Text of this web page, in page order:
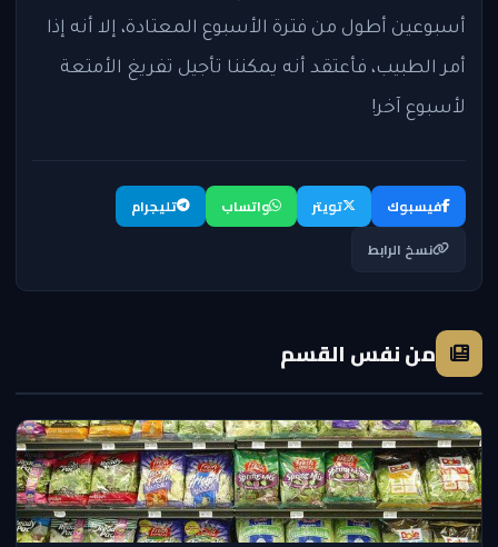
أسبوعين أطول من فترة الأسبوع المعتادة، إلا أنه إذا
أمر الطبيب، فأعتقد أنه يمكننا تأجيل تفريغ الأمتعة
لأسبوع آخر!
فيسبوك تويتر واتساب
تليجرام
نسخ الرابط
من نفس القسم